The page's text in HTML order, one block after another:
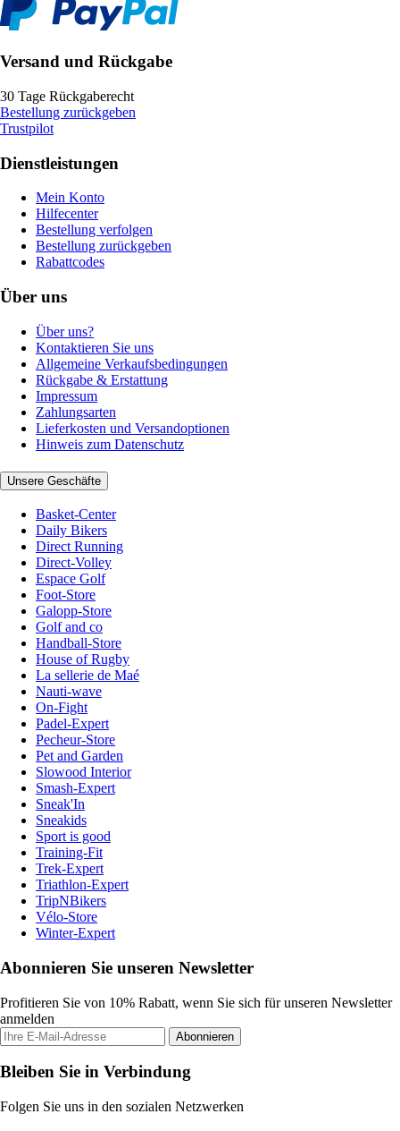
Versand und Rückgabe
30 Tage Rückgaberecht
Bestellung zurückgeben
Trustpilot
Dienstleistungen
Mein Konto
Hilfecenter
Bestellung verfolgen
Bestellung zurückgeben
Rabattcodes
Über uns
Über uns?
Kontaktieren Sie uns
Allgemeine Verkaufsbedingungen
Rückgabe & Erstattung
Impressum
Zahlungsarten
Lieferkosten und Versandoptionen
Hinweis zum Datenschutz
Unsere Geschäfte
Basket-Center
Daily Bikers
Direct Running
Direct-Volley
Espace Golf
Foot-Store
Galopp-Store
Golf and co
Handball-Store
House of Rugby
La sellerie de Maé
Nauti-wave
On-Fight
Padel-Expert
Pecheur-Store
Pet and Garden
Slowood Interior
Smash-Expert
Sneak'In
Sneakids
Sport is good
Training-Fit
Trek-Expert
Triathlon-Expert
TripNBikers
Vélo-Store
Winter-Expert
Abonnieren Sie unseren Newsletter
Profitieren Sie von 10% Rabatt, wenn Sie sich für unseren Newsletter
anmelden
Abonnieren
Bleiben Sie in Verbindung
Folgen Sie uns in den sozialen Netzwerken